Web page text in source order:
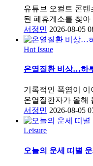
유튜브 오컬트 콘텐
된 폐휴게소를 찾
서정민 2026-08-05
Hot Issue
온열질환 비상…하
기록적인 폭염이
온열질환자가 올해
서정민 2026-08-05
Leisure
오늘의 운세 띠별